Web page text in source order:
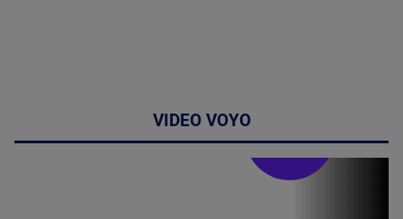
VIDEO VOYO